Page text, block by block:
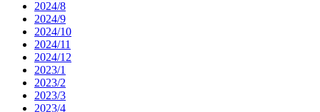
2024/8
2024/9
2024/10
2024/11
2024/12
2023/1
2023/2
2023/3
2023/4